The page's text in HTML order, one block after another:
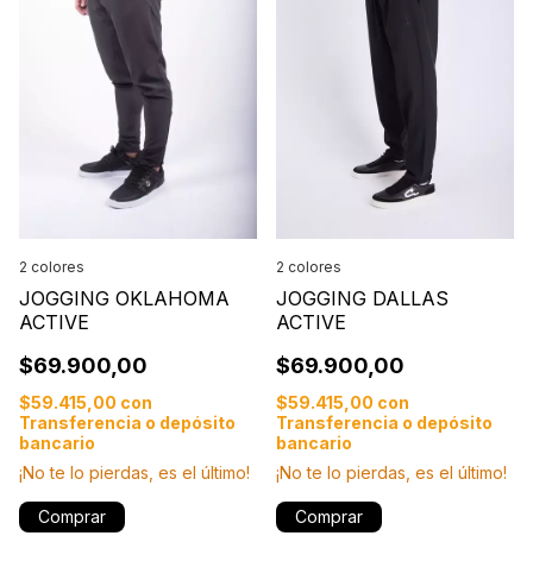
JOGGING OKLAHOMA
ACTIVE
$69.900,00
$59.415,00 con
Transferencia o depósito
bancario
¡No te lo pierdas, es el último!
2 colores
Comprar
JOGGING DALLAS
ACTIVE
$69.900,00
$59.415,00 con
Transferencia o depósito
bancario
¡No te lo pierdas, es el último!
2 colores
Comprar